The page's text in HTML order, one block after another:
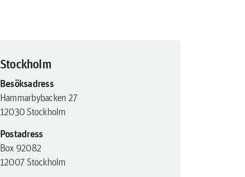
Stockholm
Besöksadress
Hammarbybacken 27
12030 Stockholm
Postadress
Box 92082
12007 Stockholm